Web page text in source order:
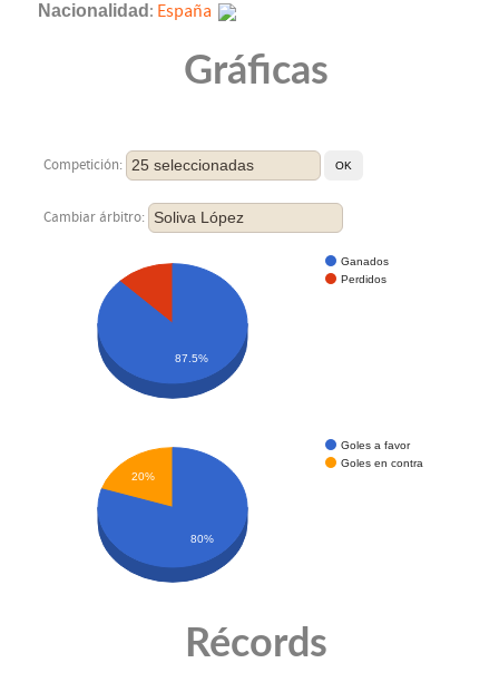
Nacionalidad : España
Gráficas
Competición: 25 seleccionadas
Cambiar árbitro: Soliva López
Ganados
Perdidos
87.5%
Goles a favor
Goles en contra
20%
80%
Récords